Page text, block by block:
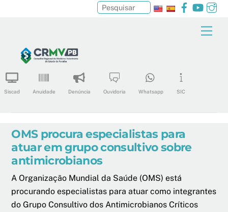
content
Facebook
Siscad Anuidade Denúncia Ouvidoria Whatsapp SIC
Pesquisar
OMS procura especialistas para
atuar em grupo consultivo sobre
antimicrobianos
A Organização Mundial da Saúde (OMS) está
procurando especialistas para atuar como integrantes
do Grupo Consultivo dos Antimicrobianos Críticos